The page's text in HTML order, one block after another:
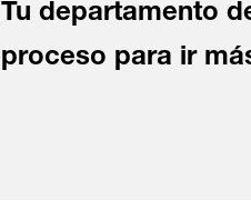
Tu departamento
proceso para ir